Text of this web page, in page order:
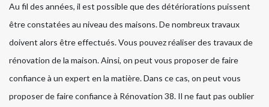
Au fil des années, il est possible que des détériorations puissent
être constatées au niveau des maisons. De nombreux travaux
doivent alors être effectués. Vous pouvez réaliser des travaux de
rénovation de la maison. Ainsi, on peut vous proposer de faire
confiance à un expert en la matière. Dans ce cas, on peut vous
proposer de faire confiance à Rénovation 38. Il ne faut pas oublier